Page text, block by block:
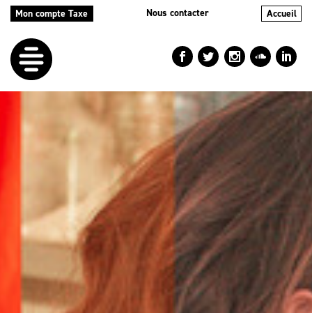
Mon compte Taxe Nous contacter Accueil
LEDÉFI
NOS
AIDES
NOSACTIONS
LEBLOG
RÉPERTOIRES